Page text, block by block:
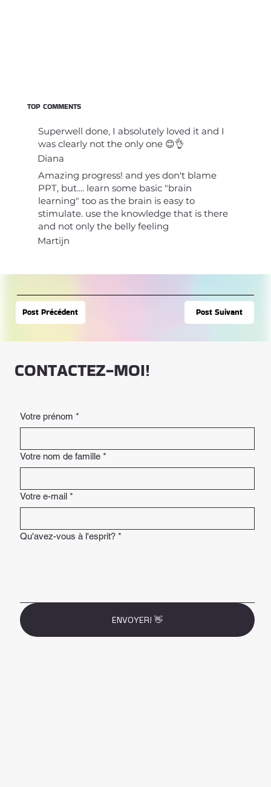
Post Précédent Post Suivant
TOP COMMENTS
Superwell done, I absolutely loved it and I
was clearly not the only one 😊👌
Diana
Amazing progress! and yes don't blame
PPT, but.... learn some basic "brain
learning" too as the brain is easy to
stimulate. use the knowledge that is there
and not only the belly feeling
Martijn
CONTACTEZ-MOI!
Votre prénom *
Votre nom de famille *
Votre e-mail *
Qu'avez-vous à l'esprit? *
ENVOYER! 👋